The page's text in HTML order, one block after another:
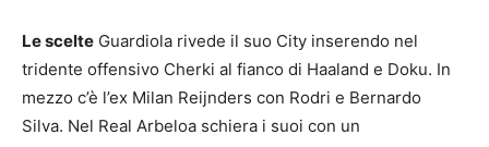
Le scelte Guardiola rivede il suo City inserendo nel
tridente offensivo Cherki al fianco di Haaland e Doku. In
mezzo c’è l’ex Milan Reijnders con Rodri e Bernardo
Silva. Nel Real Arbeloa schiera i suoi con un